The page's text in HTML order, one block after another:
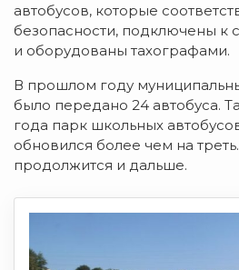
автобусов, которые
безопасности, подключены к
и оборудованы тахографами.
В прошлом году
было передано 24 автобуса.
года парк школьных
обновился более чем на
продолжится и дальше.